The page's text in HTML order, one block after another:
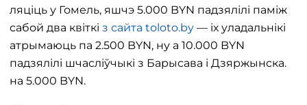
ляціць у Гомель, яшчэ 5.000 BYN падзялілі паміж
сабой два квіткі з сайта toloto.by — іх уладальнікі
атрымаюць па 2.500 BYN, ну а 10.000 BYN
падзялілі шчасліўчыкі з Барысава і Дзяржынска.
на 5.000 BYN.